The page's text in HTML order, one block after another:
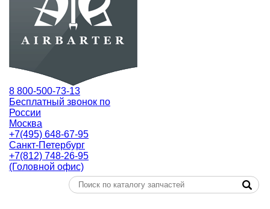
8 800-500-73-13
Бесплатный звонок по
России
Москва
+7(495) 648-67-95
Санкт-Петербург
+7(812) 748-26-95
(Головной офис)